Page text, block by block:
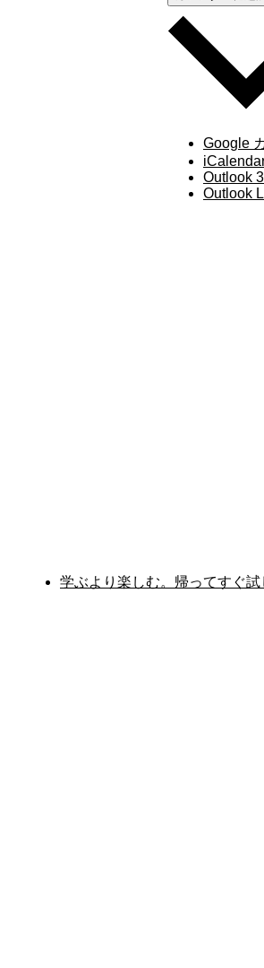
Google
Outlook
Outlook
学ぶより楽しむ。帰ってすぐ